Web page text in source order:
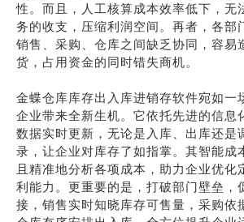
性。而且，人工核算成本效率低下，无
务的收支，压缩利润空间。再者，各部
销售、采购、仓库之间缺乏协同，容易
货，占用资金的同时错失商机。
金蝶仓库库存出入库进销存软件宛如一
企业带来全新生机。它依托先进的信息
数据实时更新，无论是入库、出库还是
录，让企业对库存了如指掌。其智能成
且精准地分析各项成本，助力企业优化
利能力。更重要的是，打破部门壁垒，
接，销售实时知晓库存可售量，采购依